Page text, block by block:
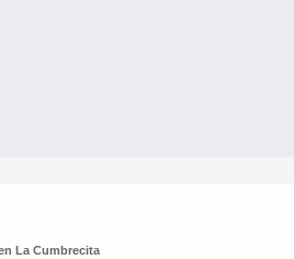
La Cumbrecita